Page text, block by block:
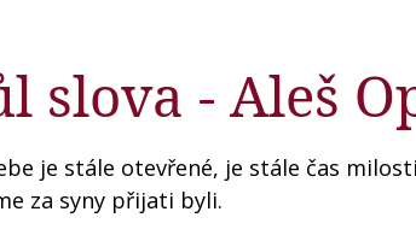
slova - Aleš
je stále otevřené, je stále čas
za syny přijati byli.